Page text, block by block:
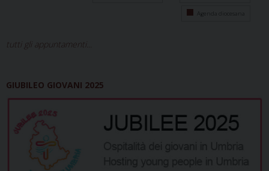
Agenda diocesana
tutti gli appuntamenti...
GIUBILEO GIOVANI 2025